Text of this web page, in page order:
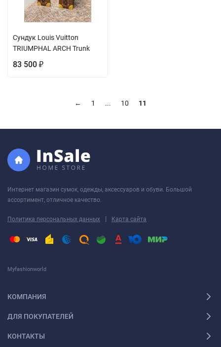
Сундук Louis Vuitton
TRIUMPHAL ARCH Trunk
83 500 ₽
← 1 ... 10 11
Интернет магазин сумок, одежды, аксессуаров и обуви. Большой
ассортимент, отличное качество.
Политика персональных данных | Карта сайта
Myfashionworld
КОМПАНИЯ
ДЛЯ ПОКУПАТЕЛЕЙ
КОНТАКТЫ